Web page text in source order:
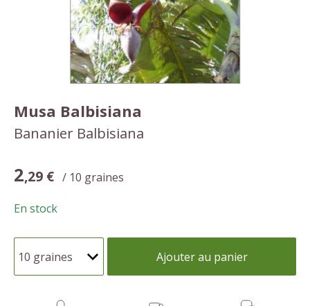
Musa Balbisiana
Bananier Balbisiana
2,29 € / 10 graines
En stock
Ajouter au panier